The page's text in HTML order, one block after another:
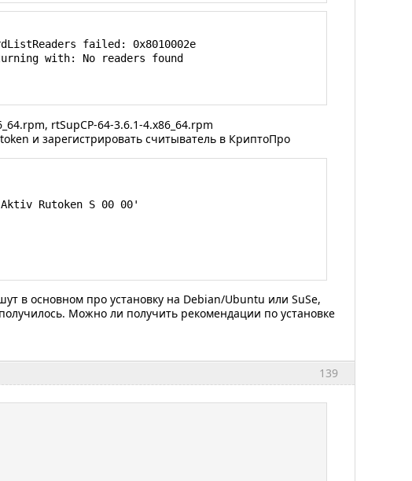
failed: 0x8010002e
with: No readers found
rtSupCP-64-3.6.1-4.x86_64.rpm
и зарегистрировать считыватель в КриптоПро
Rutoken S 00 00'
в основном про установку на Debian/Ubuntu или SuSe,
Можно ли получить рекомендации по установке
139